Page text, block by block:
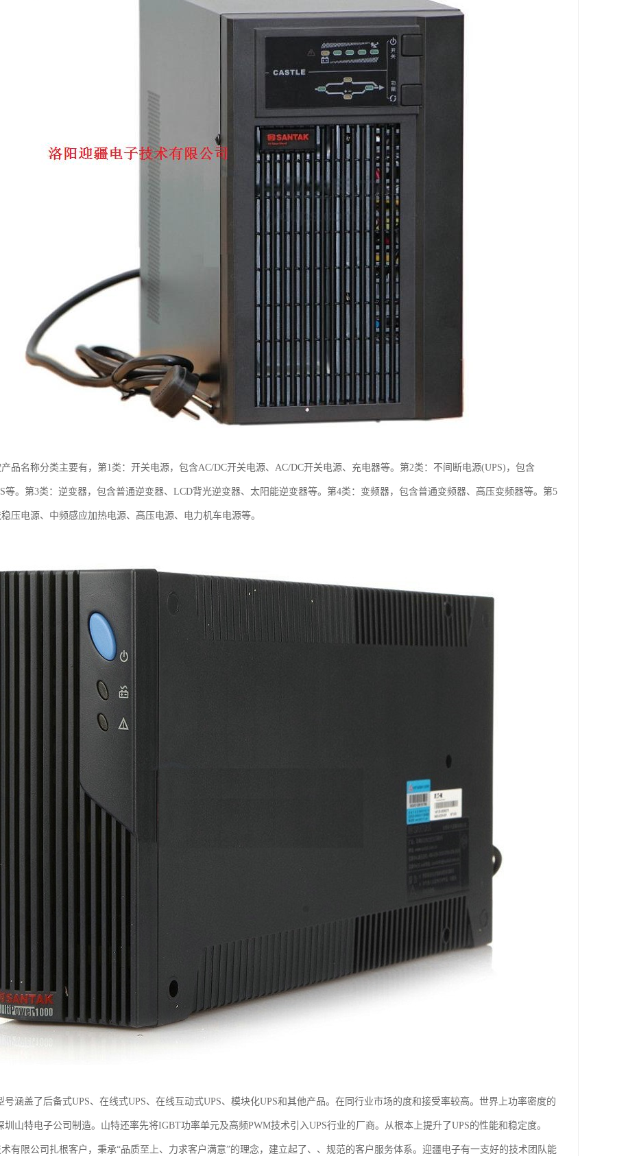
品名称分类主要有，第1类：开关电源，包含AC/DC开关电源、AC/DC开关电源、充电器等。第2类：不间断电源(UPS)，包含
等。第3类：逆变器，包含普通逆变器、LCD背光逆变器、太阳能逆变器等。第4类：变频器，包含普通变频器、高压变频器等。第5
压电源、中频感应加热电源、高压电源、电力机车电源等。
号涵盖了后备式UPS、在线式UPS、在线互动式UPS、模块化UPS和其他产品。在同行业市场的度和接受率较高。世界上功率密度的
圳山特电子公司制造。山特还率先将IGBT功率单元及高频PWM技术引入UPS行业的厂商。从根本上提升了UPS的性能和稳定度。
有限公司扎根客户，秉承“品质至上、力求客户满意”的理念，建立起了、、规范的客户服务体系。迎疆电子有一支好的技术团队能